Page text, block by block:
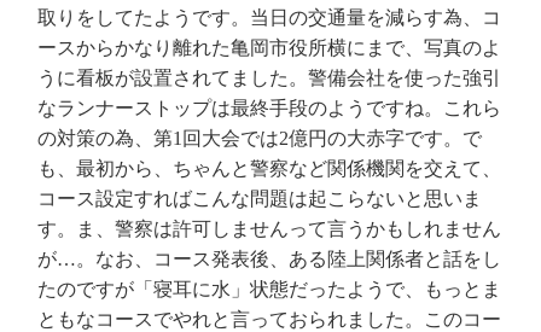
取りをしてたようです。当日の交通量を減らす為、コ
ースからかなり離れた亀岡市役所横にまで、写真のよ
うに看板が設置されてました。警備会社を使った強引
なランナーストップは最終手段のようですね。これら
の対策の為、第1回大会では2億円の大赤字です。で
も、最初から、ちゃんと警察など関係機関を交えて、
コース設定すればこんな問題は起こらないと思いま
す。ま、警察は許可しませんって言うかもしれません
が…。なお、コース発表後、ある陸上関係者と話をし
たのですが「寝耳に水」状態だったようで、もっとま
ともなコースでやれと言っておられました。このコー